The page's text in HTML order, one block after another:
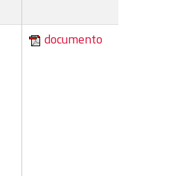
documento